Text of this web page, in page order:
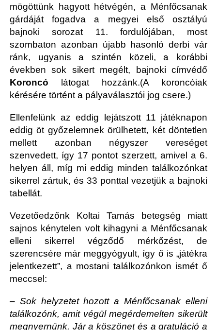
mögöttünk hagyott hétvégén, a Ménfőcsanak
gárdáját fogadva a megyei első osztályú
bajnoki sorozat 11. fordulójában, most
szombaton azonban újabb hasonló derbi vár
ránk, ugyanis a szintén közeli, a korábbi
években sok sikert megélt, bajnoki címvédő
Koroncó látogat hozzánk.(A koroncóiak
kérésére történt a pályaválasztói jog csere.)
Ellenfelünk az eddig lejátszott 11 játéknapon
eddig öt győzelemnek örülhetett, két döntetlen
mellett azonban négyszer vereséget
szenvedett, így 17 pontot szerzett, amivel a 6.
helyen áll, míg mi eddig minden találkozónkat
sikerrel zártuk, és 33 ponttal vezetjük a bajnoki
tabellát.
Vezetőedzőnk Koltai Tamás betegség miatt
sajnos kénytelen volt kihagyni a Ménfőcsanak
elleni sikerrel végződő mérkőzést, de
szerencsére már meggyógyult, így ő is „játékra
jelentkezett”, a mostani találkozónkon ismét ő
meccsel:
– Sok helyzetet hozott a Ménfőcsanak elleni
találkozónk, amit végül megérdemelten sikerült
megnyernünk. Jár a köszönet és a gratuláció a